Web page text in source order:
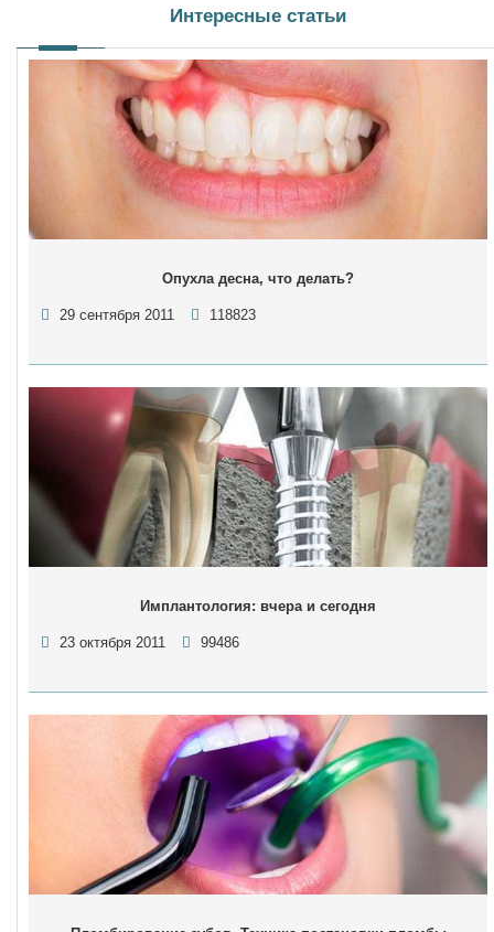
Интересные статьи
Опухла десна, что делать?
29 сентября 2011 118823
Имплантология: вчера и сегодня
23 октября 2011 99486